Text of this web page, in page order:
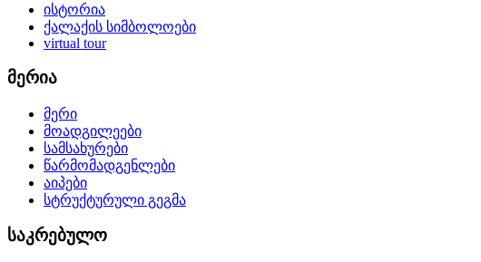
ისტორია
ქალაქის სიმბოლოები
virtual tour
მერია
მერი
მოადგილეები
სამსახურები
წარმომადგენლები
აიპები
სტრუქტურული გეგმა
საკრებულო